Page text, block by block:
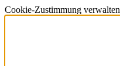
Cookie-Zustimmung verwalten